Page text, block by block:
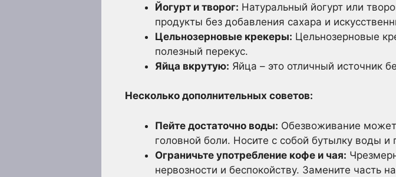
Йогурт и творог: Натуральный йогурт или
продукты без добавления сахара и
Цельнозерновые крекеры: Цельнозерновые
полезный перекус.
Яйца вкрутую: Яйца – это отличный источник
Несколько дополнительных советов:
Пейте достаточно воды: Обезвоживание
головной боли. Носите с собой бутылку воды и
Ограничьте употребление кофе и чая:
нервозности и беспокойству. Замените часть